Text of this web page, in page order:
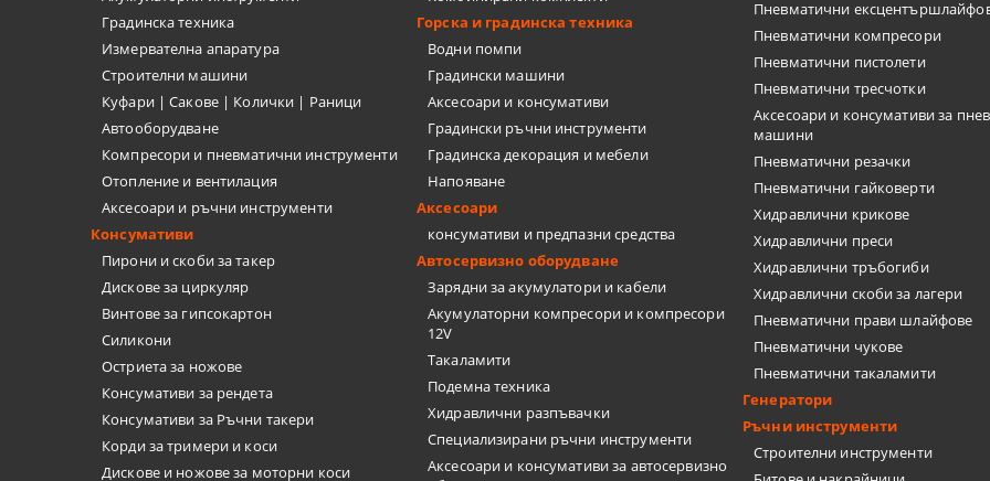
Градинска техника
Измервателна апаратура
Строителни машини
Куфари | Сакове | Колички | Раници
Автооборудване
Компресори и пневматични инструменти
Отопление и вентилация
Аксесоари и ръчни инструменти
Консумативи
Пирони и скоби за такер
Дискове за циркуляр
Винтове за гипсокартон
Силикони
Остриета за ножове
Консумативи за рендета
Консумативи за Ръчни такери
Корди за тримери и коси
Дискове и ножове за моторни коси
Горска и градинска техника
Водни помпи
Градински машини
Аксесоари и консумативи
Градински ръчни инструменти
Градинска декорация и мебели
Напояване
Аксесоари
консумативи и предпазни средства
Автосервизно оборудване
Зарядни за акумулатори и кабели
Акумулаторни компресори и компресори
12V
Такаламити
Подемна техника
Хидравлични разпъвачки
Специализирани ръчни инструменти
Аксесоари и консумативи за автосервизно
Пневматични
Пневматични компресори
Пневматични пистолети
Пневматични тресчотки
Аксесоари и консумативи за
машини
Пневматични резачки
Пневматични гайковерти
Хидравлични крикове
Хидравлични преси
Хидравлични тръбогиби
Хидравлични скоби за лагери
Пневматични прави шлайфове
Пневматични чукове
Пневматични такаламити
Генератори
Ръчни инструменти
Строителни инструменти